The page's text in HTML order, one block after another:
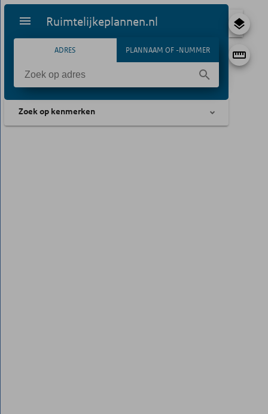
Ruimtelijkeplannen.nl
ADRES PLANNAAM OF -NUMMER
Zoek op kenmerken